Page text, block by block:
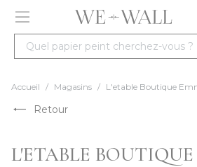
Allez au contenu
Quel papier peint cherchez-vous ?
Accueil / Magasins / L'etable Boutique
Retour
L'ETABLE